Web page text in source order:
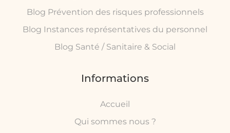
Blog Prévention des risques professionnels
Blog Instances représentatives du personnel
Blog Santé / Sanitaire & Social
Informations
Accueil
Qui sommes nous ?